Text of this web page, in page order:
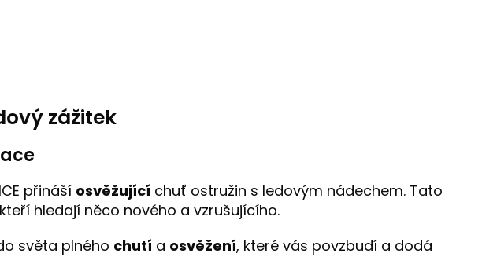
zážitek
ICE přináší osvěžující chuť ostružin s ledovým nádechem. Tato
hledají něco nového a vzrušujícího.
světa plného chutí a osvěžení, které vás povzbudí a dodá